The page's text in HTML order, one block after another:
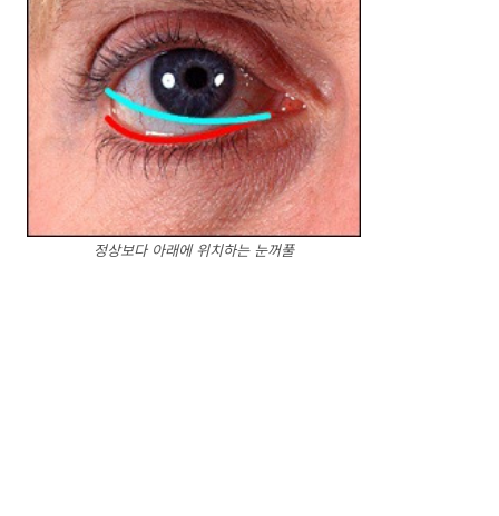
정상보다 아래에 위치하는 눈꺼풀